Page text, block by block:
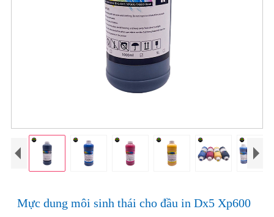
Mực dung môi sinh thái cho đầu in Dx5 Xp600